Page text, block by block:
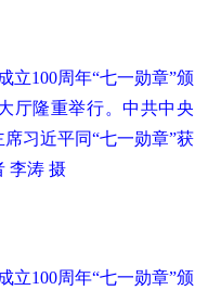
立100周年“七一勋章”颁
厅隆重举行。中共中央
习近平同“七一勋章”获
李涛 摄
立100周年“七一勋章”颁